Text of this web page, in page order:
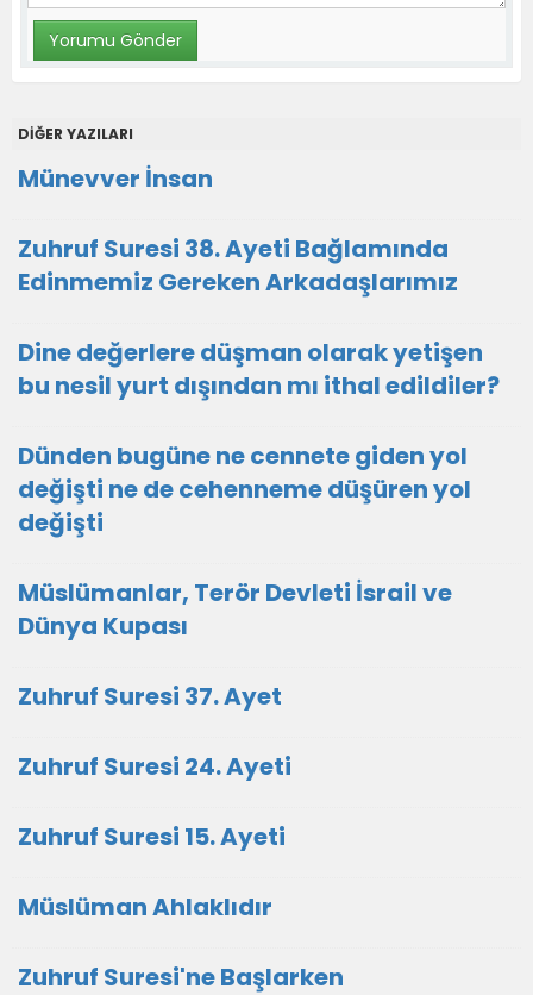
DİĞER YAZILARI
Münevver İnsan
Zuhruf Suresi 38. Ayeti Bağlamında
Edinmemiz Gereken Arkadaşlarımız
Dine değerlere düşman olarak yetişen
bu nesil yurt dışından mı ithal edildiler?
Dünden bugüne ne cennete giden yol
değişti ne de cehenneme düşüren yol
değişti
Müslümanlar, Terör Devleti İsrail ve
Dünya Kupası
Zuhruf Suresi 37. Ayet
Zuhruf Suresi 24. Ayeti
Zuhruf Suresi 15. Ayeti
Müslüman Ahlaklıdır
Zuhruf Suresi'ne Başlarken